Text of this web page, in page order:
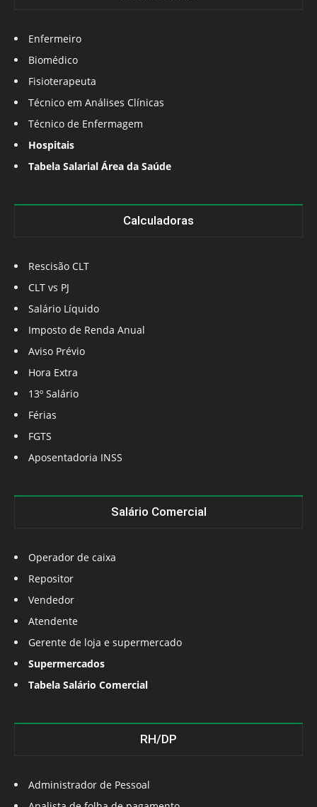
Enfermeiro
Biomédico
Fisioterapeuta
Técnico em Análises Clínicas
Técnico de Enfermagem
Hospitais
Tabela Salarial Área da Saúde
Calculadoras
Rescisão CLT
CLT vs PJ
Salário Líquido
Imposto de Renda Anual
Aviso Prévio
Hora Extra
13º Salário
Férias
FGTS
Aposentadoria INSS
Salário Comercial
Operador de caixa
Repositor
Vendedor
Atendente
Gerente de loja e supermercado
Supermercados
Tabela Salário Comercial
RH/DP
Administrador de Pessoal